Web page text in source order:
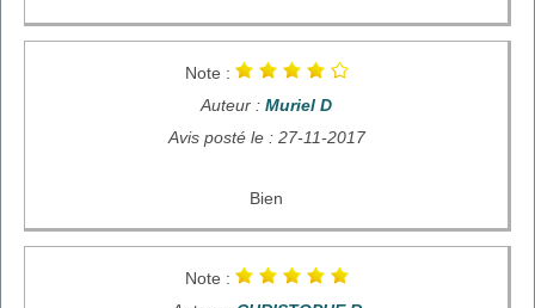
Note :
Auteur : Muriel D
Avis posté le : 27-11-2017
Bien
Note :